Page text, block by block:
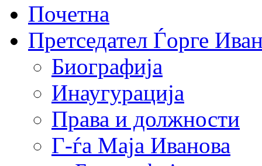
Почетна
Претседател Ѓорге
Биографија
Инаугурација
Права и должности
Г-ѓа Маја Иванова